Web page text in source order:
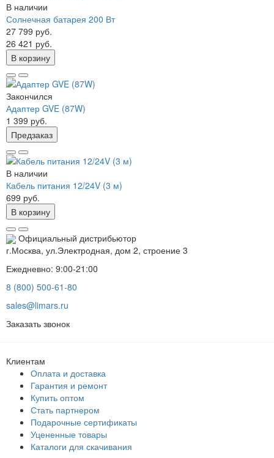
В наличии
Солнечная батарея 200 Вт
27 799 руб.
26 421 руб.
В корзину
Закончился
Адаптер GVE (87W)
1 399 руб.
Предзаказ
В наличии
Кабель питания 12/24V (3 м)
699 руб.
В корзину
Официальный дистрибьютор
г.Москва, ул.Электродная, дом 2, строение 3
Ежедневно: 9:00-21:00
8 (800) 500-61-80
sales@limars.ru
Заказать звонок
Клиентам
Оплата и доставка
Гарантия и ремонт
Купить оптом
Стать партнером
Подарочные сертификаты
Уцененные товары
Каталоги для скачивания